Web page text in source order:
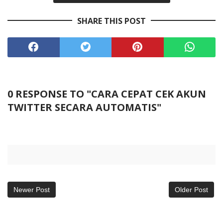
SHARE THIS POST
0 RESPONSE TO "CARA CEPAT CEK AKUN
TWITTER SECARA AUTOMATIS"
Newer Post Older Post